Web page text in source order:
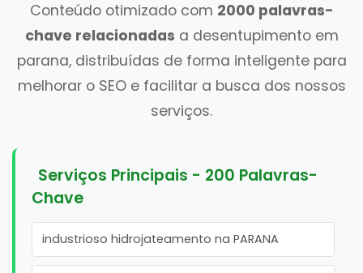
Conteúdo otimizado com 2000 palavras-
chave relacionadas a desentupimento em
parana, distribuídas de forma inteligente para
melhorar o SEO e facilitar a busca dos nossos
serviços.
Serviços Principais - 200 Palavras-
Chave
industrioso hidrojateamento na PARANA